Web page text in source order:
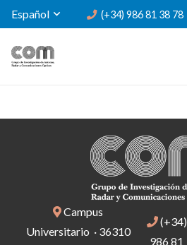
Español (+34) 986 81 38 78
Campus
Universitario · 36310
(+34)
986 81